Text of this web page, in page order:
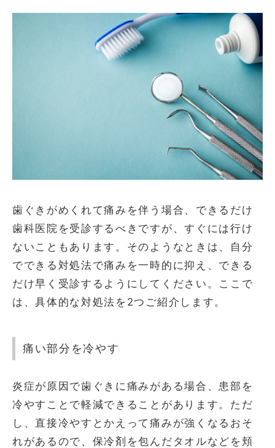
歯ぐきがめくれて痛みを伴う場合、できるだけ
歯科医院を受診するべきですが、すぐには行け
ないこともあります。そのようなときは、自分
でできる対処法で痛みを一時的に抑え、できる
だけ早く受診するようにしてください。ここで
は、具体的な対処法を2つご紹介します。
痛い部分を冷やす
炎症が原因で歯ぐきに痛みがある場合、患部を
冷やすことで軽減できることがあります。ただ
し、直接冷やすとかえって痛みが強くなるおそ
れがあるので、保冷剤を包んだタオルなどを頬